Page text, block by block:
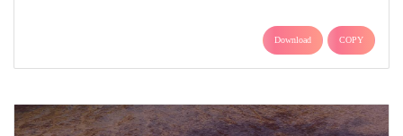
Download COPY